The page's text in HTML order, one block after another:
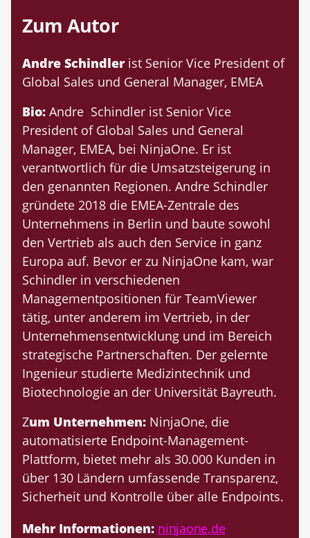
Zum Autor
Andre Schindlerist Senior Vice President of
Global Sales und General Manager, EMEA
Bio: Andre Schindler ist Senior Vice
President of Global Sales und General
Manager, EMEA, bei NinjaOne. Er ist
verantwortlich für die Umsatzsteigerung in
den genannten Regionen. Andre Schindler
gründete 2018 die EMEA-Zentrale des
Unternehmens in Berlin und baute sowohl
den Vertrieb als auch den Service in ganz
Europa auf. Bevor er zu NinjaOne kam, war
Schindler in verschiedenen
Managementpositionen für TeamViewer
tätig, unter anderem im Vertrieb, in der
Unternehmensentwicklung und im Bereich
strategische Partnerschaften. Der gelernte
Ingenieur studierte Medizintechnik und
Biotechnologie an der Universität Bayreuth.
Zum Unternehmen: NinjaOne, die
automatisierte Endpoint-Management-
Plattform, bietet mehr als 30.000 Kunden in
über 130 Ländern umfassende Transparenz,
Sicherheit und Kontrolle über alle Endpoints.
Mehr Informationen: ninjaone.de